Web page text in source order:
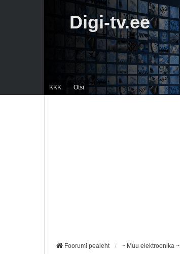
KKK Otsi
Digi-tv.ee
Foorumi pealeht ~ Muu elektroonika ~